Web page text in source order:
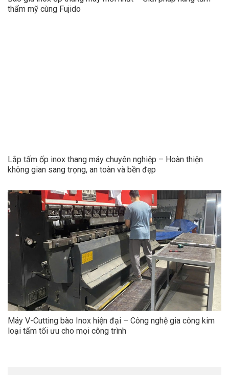
thẩm mỹ cùng Fujido
Lắp tấm ốp inox thang máy chuyên nghiệp – Hoàn thiện
không gian sang trọng, an toàn và bền đẹp
Máy V-Cutting bào Inox hiện đại – Công nghệ gia công kim
loại tấm tối ưu cho mọi công trình